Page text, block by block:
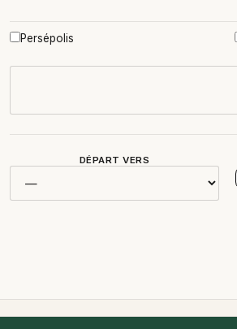
Persépolis
DÉPART VERS